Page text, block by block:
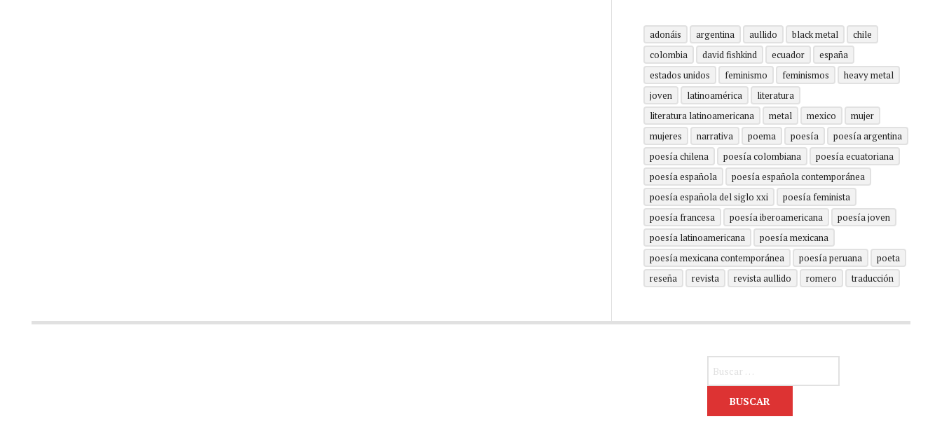
adonáis argentina aullido black metal
chile
colombia
david fishkind ecuador
españa
estados unidos
feminismo feminismos
heavy metal
joven
latinoamérica
literatura
literatura latinoamericana
metal mexico
mujer
mujeres
narrativa poema poesía
poesía argentina
poesía chilena
poesía colombiana
poesía ecuatoriana
poesía española
poesía española contemporánea
poesía española del siglo xxi
poesía feminista
poesía francesa
poesía iberoamericana
poesía joven
poesía latinoamericana
poesía mexicana
poesía mexicana contemporánea
poesía peruana
poeta
reseña
revista revista aullido romero traducción